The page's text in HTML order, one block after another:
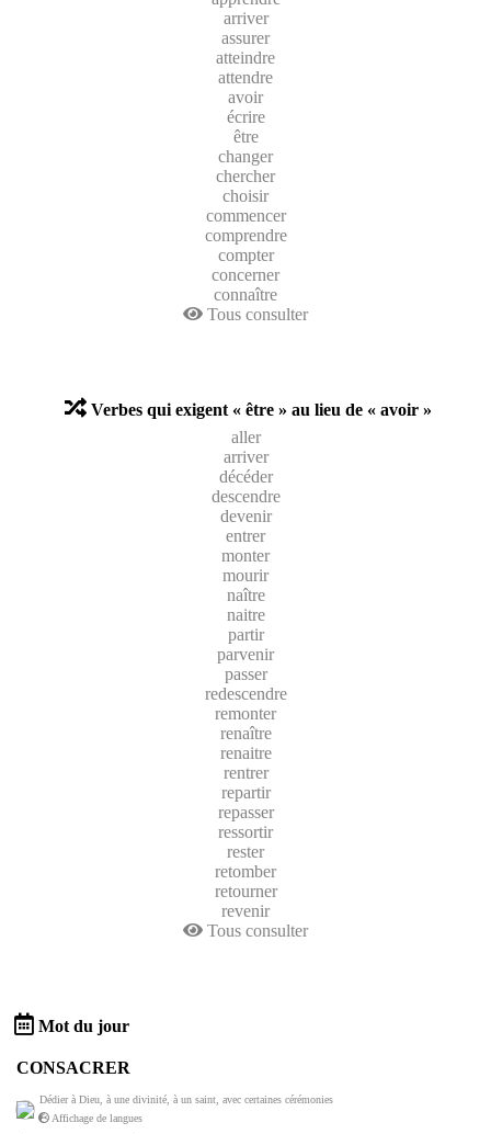
arriver
assurer
atteindre
attendre
avoir
écrire
être
changer
chercher
choisir
commencer
comprendre
compter
concerner
connaître
Tous consulter
Verbes qui exigent « être » au lieu de « avoir »
aller
arriver
décéder
descendre
devenir
entrer
monter
mourir
naître
naitre
partir
parvenir
passer
redescendre
remonter
renaître
renaitre
rentrer
repartir
repasser
ressortir
rester
retomber
retourner
revenir
Tous consulter
Mot du jour
CONSACRER
Dédier à Dieu, à une divinité, à un saint, avec certaines cérémonies
Affichage de langues